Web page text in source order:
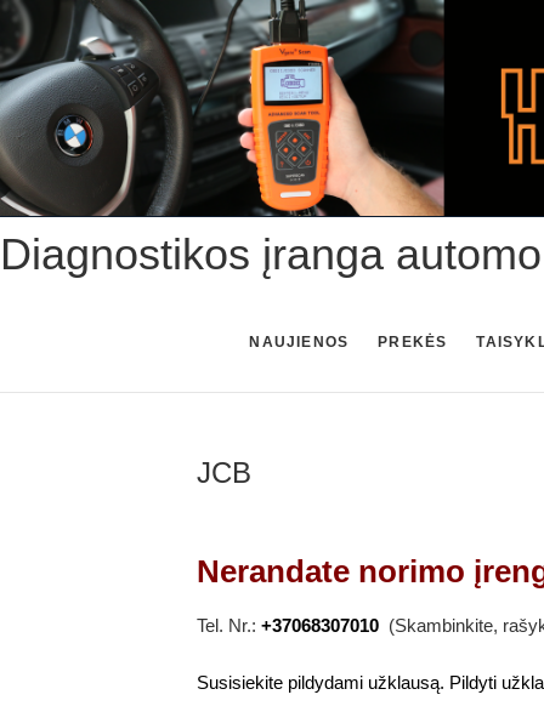
Skip
to
content
Diagnostikos įranga
NAUJIENOS PREKĖS
JCB
Nerandate norimo
Tel. Nr.: +37068307010 (Skambinkite,
Susisiekite pildydami užklausą. Pildyti